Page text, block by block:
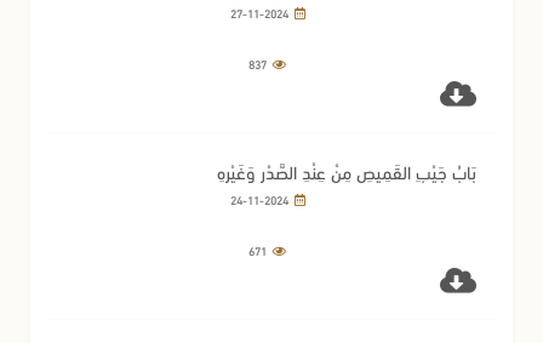
27-11-2024
بَابُ جَيْبِ القَمِيصِ مِنْ عِنْدِ الصَّدْرِ وَغَيْرِهِ
24-11-2024